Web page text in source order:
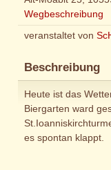
Wegbeschreibung
veranstaltet von
Beschreibung
Heute ist das
Biergarten ward
es spontan klappt.